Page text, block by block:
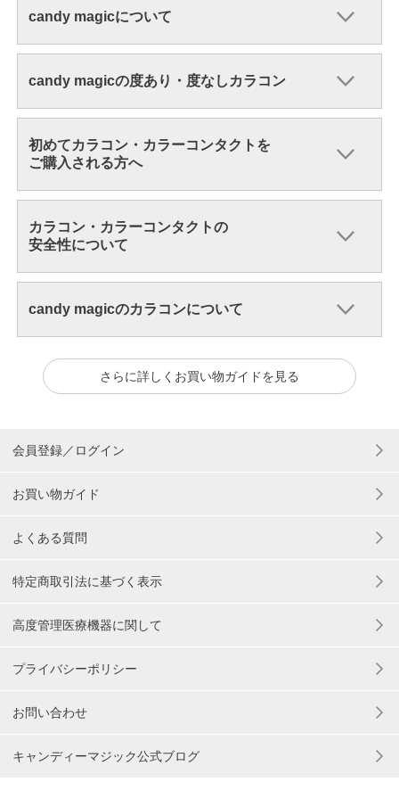
candy magicについて
candy magicの度あり・度なしカラコン
初めてカラコン・カラーコンタクトを
ご購入される方へ
カラコン・カラーコンタクトの
安全性について
candy magicのカラコンについて
さらに詳しくお買い物ガイドを見る
会員登録／ログイン
お買い物ガイド
よくある質問
特定商取引法に基づく表示
高度管理医療機器に関して
プライバシーポリシー
お問い合わせ
キャンディーマジック公式ブログ